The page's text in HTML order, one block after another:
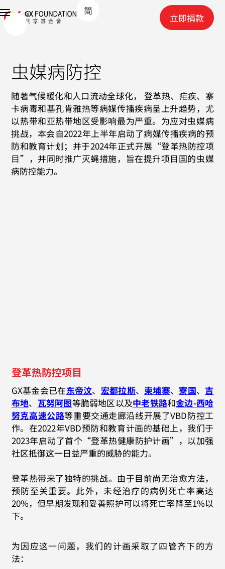
简
立即捐款
虫媒病防控
随著气候暖化和人口流动全球化， 登革热、疟疾、寨
卡病毒和基孔肯雅热等病媒传播疾病呈上升趋势，尤
以热带和亚热带地区受影响最为严重。为应对虫媒病
挑战，本会自2022年上半年启动了病媒传播疾病的预
防和教育计划；并于2024年正式开展“登革热防控项
目”，并同时推广灭蝇措施，旨在提升项目国的虫媒
病防控能力。
登革热防控项目
GX基金会已在东帝汶、 宏都拉斯、柬埔寨、寮国、 吉
布地、 瓦努阿图等脆弱地区以及中老铁路和金边-西哈
努克高速公路等重要交通走廊沿线开展了VBD防控工
作。在2022年VBD预防和教育计画的基础上，我们于
2023年启动了首个“登革热健康防护计画”，以加强
社区抵御这一日益严重的威胁的能力。
登革热带来了独特的挑战。由于目前尚无治愈方法，
预防至关重要。此外，未经治疗的病例死亡率高达
20%，但早期发现和妥善照护可以将死亡率降至1%以
下。
为因应这一问题，我们的计画采取了四管齐下的方
法：